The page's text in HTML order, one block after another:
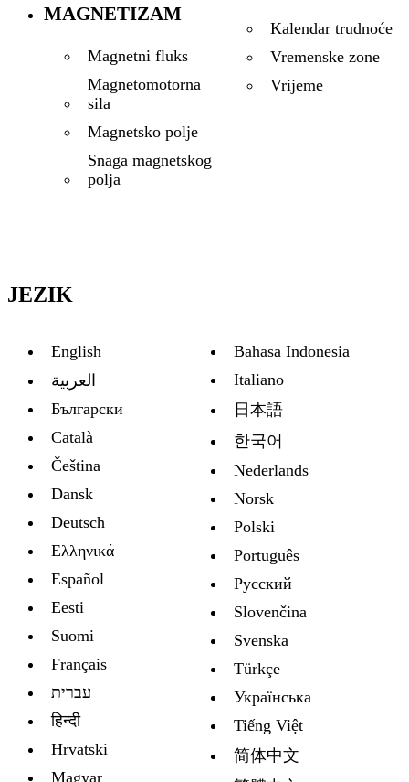
MAGNETIZAM
Magnetni fluks
Magnetomotorna
sila
Magnetsko polje
Snaga magnetskog
polja
Kalendar trudnoće
Vremenske zone
Vrijeme
JEZIK
English
العربية
Български
Català
Čeština
Dansk
Deutsch
Ελληνικά
Español
Eesti
Suomi
Français
עברית
हिन्दी
Hrvatski
Magyar
Bahasa Indonesia
Italiano
日本語
한국어
Nederlands
Norsk
Polski
Português
Русский
Slovenčina
Svenska
Türkçe
Украïнська
Tiếng Việt
简体中文